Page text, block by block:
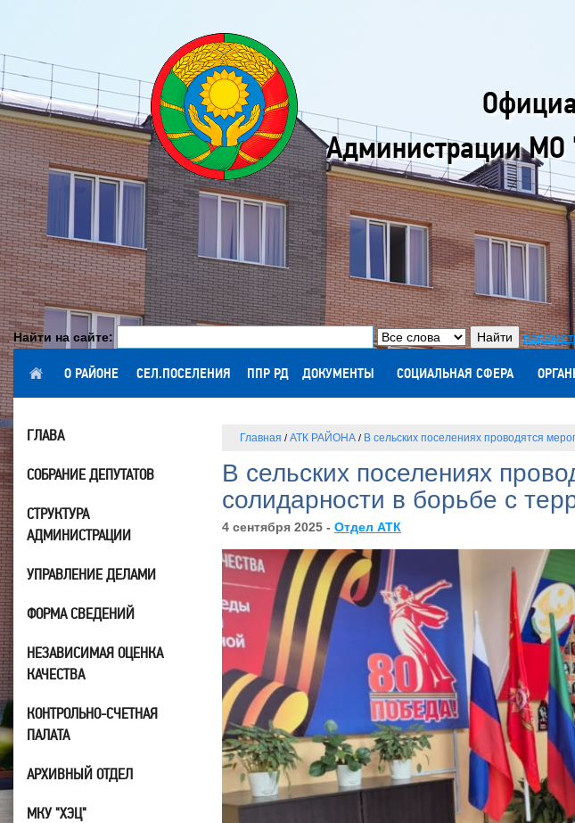
Администрации МО
Найти на сайте:
ГЛАВНАЯ О РАЙОНЕ СЕЛ.ПОСЕЛЕНИЯ ППР РД ДОКУМЕНТЫ СОЦИАЛЬНАЯ СФЕРА
Главная / АТК РАЙОНА / В сельских поселениях проводятся
В сельских поселениях
солидарности в борьбе с
4 сентября 2025 - Отдел АТК
ГЛАВА
СОБРАНИЕ ДЕПУТАТОВ
СТРУКТУРА
АДМИНИСТРАЦИИ
УПРАВЛЕНИЕ ДЕЛАМИ
ФОРМА СВЕДЕНИЙ
НЕЗАВИСИМАЯ ОЦЕНКА
КАЧЕСТВА
КОНТРОЛЬНО-СЧЕТНАЯ
ПАЛАТА
АРХИВНЫЙ ОТДЕЛ
МКУ "ХЭЦ"